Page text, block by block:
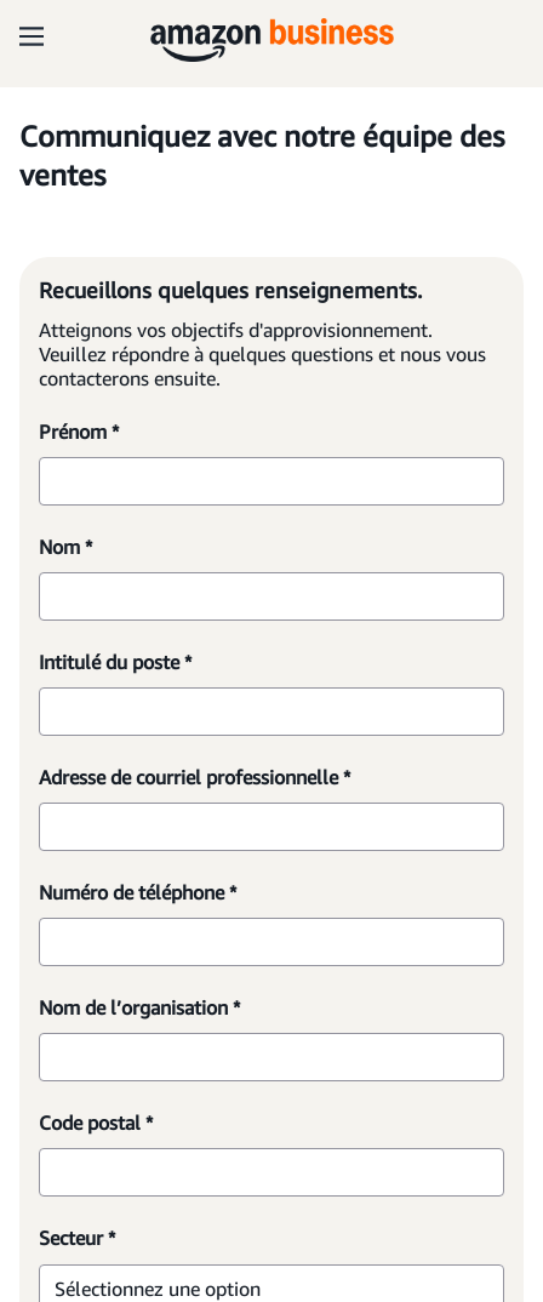
Communiquez avec notre équipe des
ventes
Recueillons quelques renseignements.
Atteignons vos objectifs d'approvisionnement.
Veuillez répondre à quelques questions et nous vous
contacterons ensuite.
Prénom *
Nom *
Intitulé du poste *
Adresse de courriel professionnelle *
Numéro de téléphone *
Nom de l’organisation *
Code postal *
Secteur *
Sélectionnez une option